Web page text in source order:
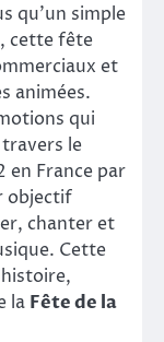
qu’un simple
cette fête
et
animées.
qui
le
en France par
objectif
chanter et
Cette
la Fête de la